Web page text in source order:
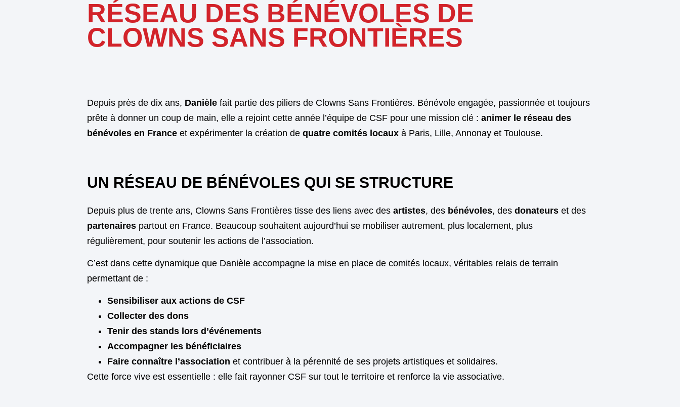
RÉSEAU DES BÉNÉVOLES DE
CLOWNS SANS FRONTIÈRES
Depuis près de dix ans, Danièle fait partie des piliers de Clowns Sans Frontières. Bénévole engagée, passionnée et toujours
prête à donner un coup de main, elle a rejoint cette année l’équipe de CSF pour une mission clé : animer le réseau des
bénévoles en France et expérimenter la création de quatre comités locaux à Paris, Lille, Annonay et Toulouse.
UN RÉSEAU DE BÉNÉVOLES QUI SE STRUCTURE
Depuis plus de trente ans, Clowns Sans Frontières tisse des liens avec des artistes, des bénévoles, des donateurs et des
partenaires partout en France. Beaucoup souhaitent aujourd’hui se mobiliser autrement, plus localement, plus
régulièrement, pour soutenir les actions de l’association.
C’est dans cette dynamique que Danièle accompagne la mise en place de comités locaux, véritables relais de terrain
permettant de :
Sensibiliser aux actions de CSF
Collecter des dons
Tenir des stands lors d’événements
Accompagner les bénéficiaires
Faire connaître l’association et contribuer à la pérennité de ses projets artistiques et solidaires.
Cette force vive est essentielle : elle fait rayonner CSF sur tout le territoire et renforce la vie associative.